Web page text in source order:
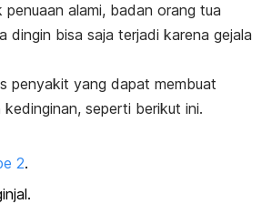
penuaan alami, badan orang tua
dingin bisa saja terjadi karena gejala
penyakit yang dapat membuat
kedinginan, seperti berikut ini.
2.